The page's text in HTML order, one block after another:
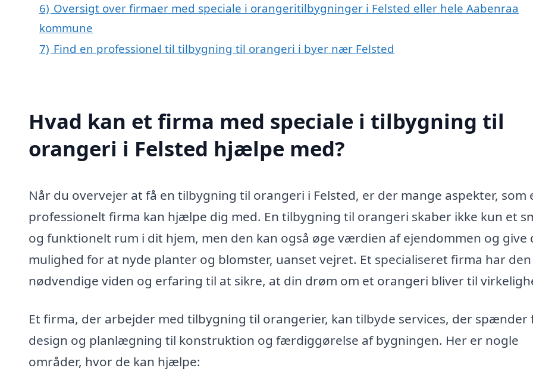
6) Oversigt over firmaer med speciale i orangeritilbygninger i Felsted eller hele Aabenraa
kommune
7) Find en professionel til tilbygning til orangeri i byer nær Felsted
Hvad kan et firma med speciale i tilbygning til
orangeri i Felsted hjælpe med?
Når du overvejer at få en tilbygning til orangeri i Felsted, er der mange aspekter, som
professionelt firma kan hjælpe dig med. En tilbygning til orangeri skaber ikke kun et
og funktionelt rum i dit hjem, men den kan også øge værdien af ejendommen og give
mulighed for at nyde planter og blomster, uanset vejret. Et specialiseret firma har den
nødvendige viden og erfaring til at sikre, at din drøm om et orangeri bliver til
Et firma, der arbejder med tilbygning til orangerier, kan tilbyde services, der spænder
design og planlægning til konstruktion og færdiggørelse af bygningen. Her er nogle
områder, hvor de kan hjælpe: